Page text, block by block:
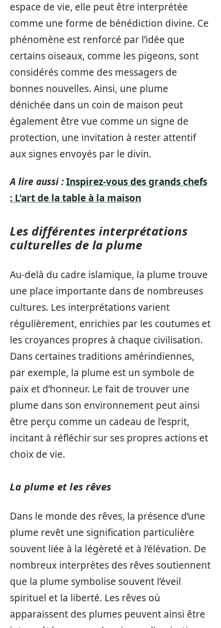
espace de vie, elle peut être interprétée
comme une forme de bénédiction divine. Ce
phénomène est renforcé par l’idée que
certains oiseaux, comme les pigeons, sont
considérés comme des messagers de
bonnes nouvelles. Ainsi, une plume
dénichée dans un coin de maison peut
également être vue comme un signe de
protection, une invitation à rester attentif
aux signes envoyés par le divin.
A lire aussi :Inspirez-vous des grands chefs
: L'art de la table à la maison
Les différentes interprétations
culturelles de la plume
Au-delà du cadre islamique, la plume trouve
une place importante dans de nombreuses
cultures. Les interprétations varient
régulièrement, enrichies par les coutumes et
les croyances propres à chaque civilisation.
Dans certaines traditions amérindiennes,
par exemple, la plume est un symbole de
paix et d’honneur. Le fait de trouver une
plume dans son environnement peut ainsi
être perçu comme un cadeau de l’esprit,
incitant à réfléchir sur ses propres actions et
choix de vie.
La plume et les rêves
Dans le monde des rêves, la présence d’une
plume revêt une signification particulière
souvent liée à la légèreté et à l’élévation. De
nombreux interprètes des rêves soutiennent
que la plume symbolise souvent l’éveil
spirituel et la liberté. Les rêves où
apparaissent des plumes peuvent ainsi être